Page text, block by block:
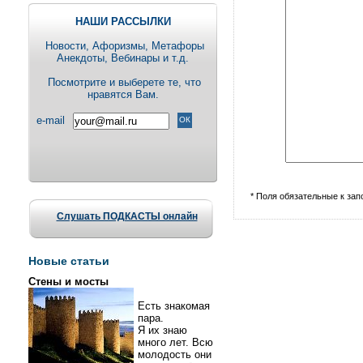
НАШИ РАССЫЛКИ
Новости, Aфоризмы, Метафоры
Анекдоты, Вебинары и т.д.
Посмотрите и выберете те, что
нравятся Вам.
e-mail
Слушать ПОДКАСТЫ онлайн
Новые статьи
Стены и мосты
Есть знакомая
пара.
Я их знаю
много лет. Всю
молодость они
* Поля обязательные к